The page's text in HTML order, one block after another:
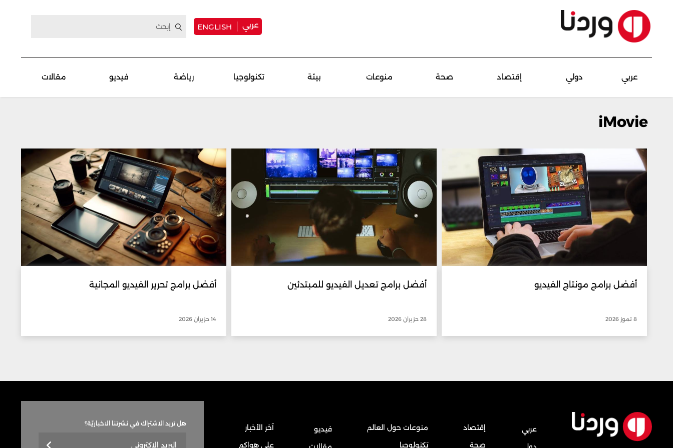
عربي ENGLISH
عربي دولي إقتصاد صحة منوعات بيئة تكنولوجيا رياضة فيديو مقالات
أفضل برامج مونتاج الفيديو
8 تموز 2026
أفضل برامج تعديل الفيديو للمبتدئين
28 حزيران 2026
أفضل برامج تحرير الفيديو المجانية
14 حزيران 2026
عربي
إقتصاد
صحة
منوعات حول العالم
تكنولوجيا
فيديو
آخر الأخبار
على هواكم
هل تريد الاشتراك في نشرتنا الاخباريّة؟